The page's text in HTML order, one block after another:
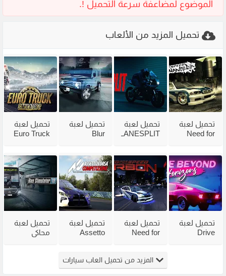
تحميل المزيد من الألعاب
تحميل لعبة
Need for
Wanted
2005 من
ميديا فاير
تحميل لعبة
LANESPLIT
فاير مجانًا
تحميل لعبة
Blur
فاير
مضغوطة
بحجم صغير
تحميل لعبة
Euro Truck
وللاندرويد
تحميل لعبة
Drive
تحميل لعبة
Need for
ميديا فاير
مجانًا
تحميل لعبة
Assetto
للكمبيوتر
مجانًا
تحميل لعبة
محاكي
المزيد من تحميل العاب سيارات